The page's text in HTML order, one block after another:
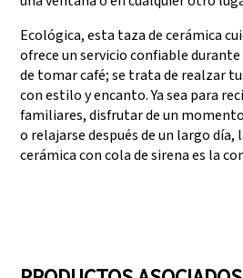
Ecológica, esta taza de cerámica
ofrece un servicio confiable
de tomar café; se trata de realzar
con estilo y encanto. Ya sea para
familiares, disfrutar de un
o relajarse después de un largo día,
cerámica con cola de sirena es la